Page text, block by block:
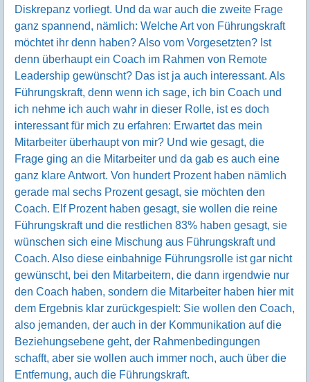
Diskrepanz vorliegt. Und da war auch die zweite Frage
ganz spannend, nämlich: Welche Art von Führungskraft
möchtet ihr denn haben? Also vom Vorgesetzten? Ist
denn überhaupt ein Coach im Rahmen von Remote
Leadership gewünscht? Das ist ja auch interessant. Als
Führungskraft, denn wenn ich sage, ich bin Coach und
ich nehme ich auch wahr in dieser Rolle, ist es doch
interessant für mich zu erfahren: Erwartet das mein
Mitarbeiter überhaupt von mir? Und wie gesagt, die
Frage ging an die Mitarbeiter und da gab es auch eine
ganz klare Antwort. Von hundert Prozent haben nämlich
gerade mal sechs Prozent gesagt, sie möchten den
Coach. Elf Prozent haben gesagt, sie wollen die reine
Führungskraft und die restlichen 83% haben gesagt, sie
wünschen sich eine Mischung aus Führungskraft und
Coach. Also diese einbahnige Führungsrolle ist gar nicht
gewünscht, bei den Mitarbeitern, die dann irgendwie nur
den Coach haben, sondern die Mitarbeiter haben hier mit
dem Ergebnis klar zurückgespielt: Sie wollen den Coach,
also jemanden, der auch in der Kommunikation auf die
Beziehungsebene geht, der Rahmenbedingungen
schafft, aber sie wollen auch immer noch, auch über die
Entfernung, auch die Führungskraft.